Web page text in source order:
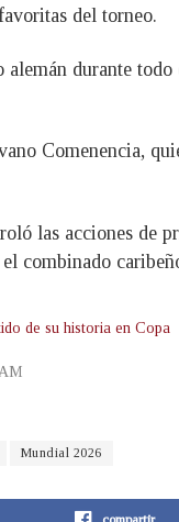
del torneo.
alemán durante
Comenencia,
las acciones de
combinado
de su historia en Copa
Mundial 2026